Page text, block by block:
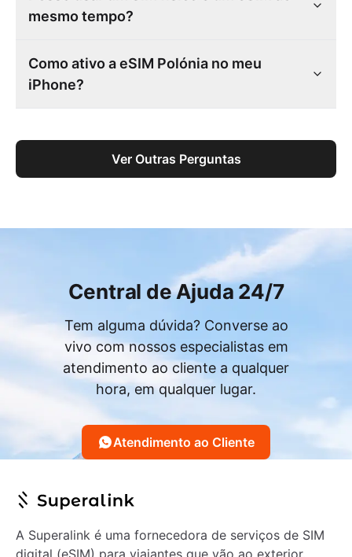
mesmo tempo?
Como ativo a eSIM Polónia no meu
iPhone?
Ver Outras Perguntas
Central de Ajuda 24/7
Tem alguma dúvida? Converse ao
vivo com nossos especialistas em
atendimento ao cliente a qualquer
hora, em qualquer lugar.
Atendimento ao Cliente
A Superalink é uma fornecedora de serviços de SIM